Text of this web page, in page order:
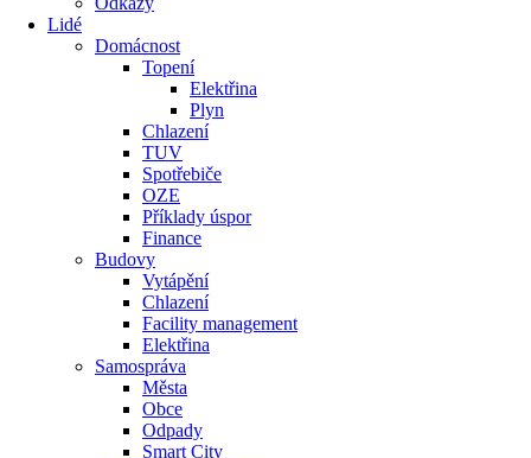
Lidé
Domácnost
Topení
Elektřina
Plyn
Chlazení
TUV
Spotřebiče
OZE
Příklady úspor
Finance
Budovy
Vytápění
Chlazení
Facility management
Elektřina
Samospráva
Města
Obce
Odpady
Smart City